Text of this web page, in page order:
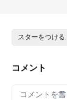
スターをつける
コメント
Your